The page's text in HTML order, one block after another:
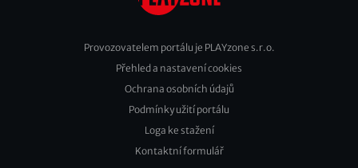
Footer
Provozovatelem portálu je PLAYzone s.r.o.
Přehled a nastavení cookies
Ochrana osobních údajů
Podmínky užití portálu
Loga ke stažení
Kontaktní formulář